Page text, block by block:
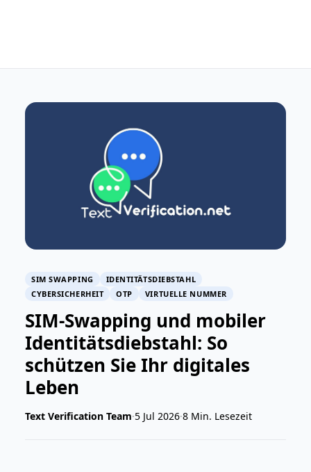
SIM SWAPPING
IDENTITÄTSDIEBSTAHL
CYBERSICHERHEIT
OTP VIRTUELLE NUMMER
SIM-Swapping und mobiler
Identitätsdiebstahl: So
schützen Sie Ihr digitales
Leben
Text Verification Team·5 Jul 2026·8 Min. Lesezeit